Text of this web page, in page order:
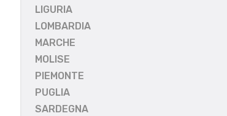
LIGURIA
LOMBARDIA
MARCHE
MOLISE
PIEMONTE
PUGLIA
SARDEGNA